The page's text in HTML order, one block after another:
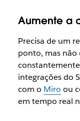
Aumente a
Precisa de um
ponto, mas
integrações do
com o Miro ou
em tempo real